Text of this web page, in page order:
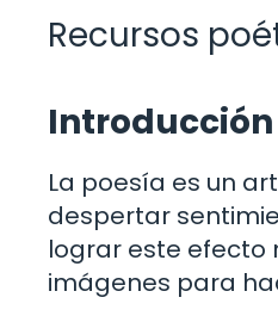
Recursos
Introducción
La poesía es un
despertar
lograr este efecto
imágenes para